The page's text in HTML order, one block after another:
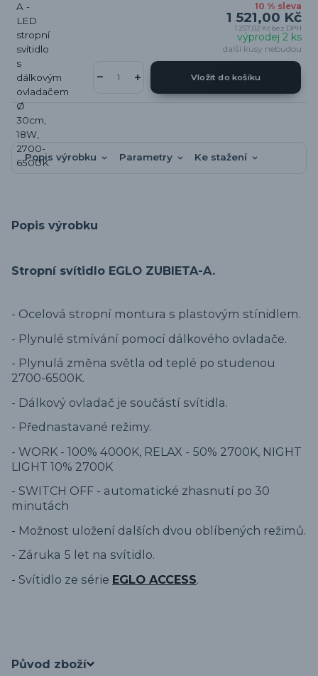
10 % sleva
1 521,00 Kč
1 257,02 Kč bez DPH
výprodej 2 ks
další kusy nebudou
Vložit do košíku
Popis výrobku Parametry Ke stažení
Popis výrobku
Stropní svítidlo EGLO ZUBIETA-A.
- Ocelová stropní montura s plastovým stínidlem.
- Plynulé stmívání pomocí dálkového ovladače.
- Plynulá změna světla od teplé po studenou
2700-6500K.
- Dálkový ovladač je součástí svítidla.
- Přednastavané režimy.
- WORK - 100% 4000K, RELAX - 50% 2700K, NIGHT
LIGHT 10% 2700K
- SWITCH OFF - automatické zhasnutí po 30
minutách
- Možnost uložení dalších dvou oblíbených režimů.
- Záruka 5 let na svítidlo.
- Svítidlo ze série EGLO ACCESS.
Původ zboží